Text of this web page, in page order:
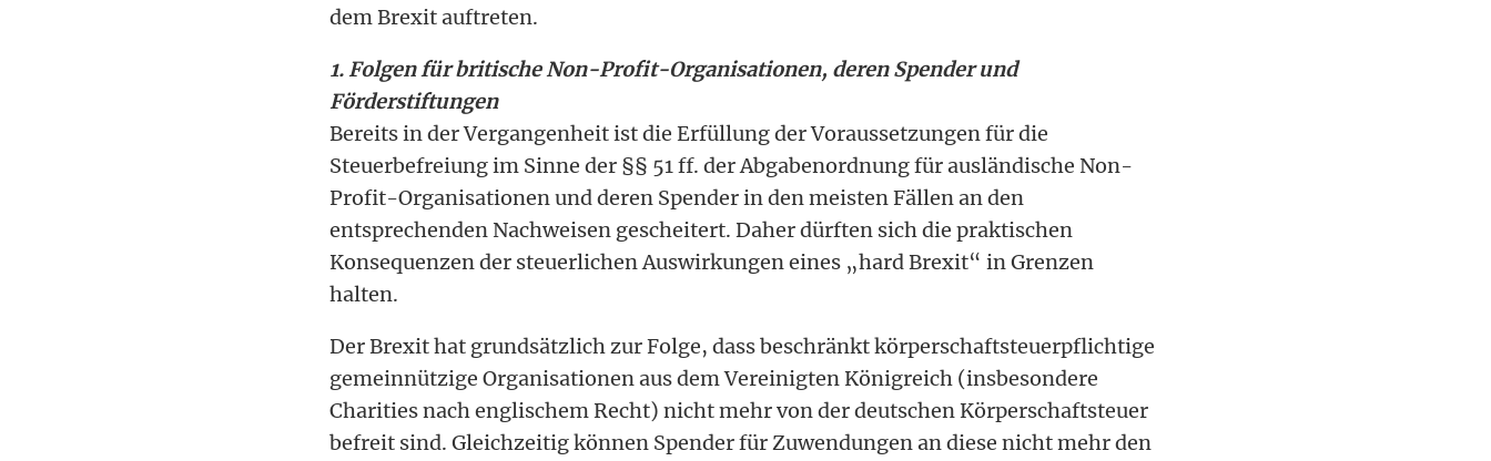
dem Brexit auftreten.
1. Folgen für britische Non-Profit-Organisationen, deren Spender und
Förderstiftungen
Bereits in der Vergangenheit ist die Erfüllung der Voraussetzungen für die
Steuerbefreiung im Sinne der §§ 51 ff. der Abgabenordnung für ausländische Non-
Profit-Organisationen und deren Spender in den meisten Fällen an den
entsprechenden Nachweisen gescheitert. Daher dürften sich die praktischen
Konsequenzen der steuerlichen Auswirkungen eines „hard Brexit“ in Grenzen
halten.
Der Brexit hat grundsätzlich zur Folge, dass beschränkt körperschaftsteuerpflichtige
gemeinnützige Organisationen aus dem Vereinigten Königreich (insbesondere
Charities nach englischem Recht) nicht mehr von der deutschen Körperschaftsteuer
befreit sind. Gleichzeitig können Spender für Zuwendungen an diese nicht mehr den